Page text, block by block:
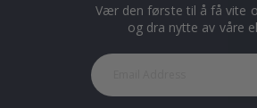
Vær den første til å få vite
og dra nytte av våre